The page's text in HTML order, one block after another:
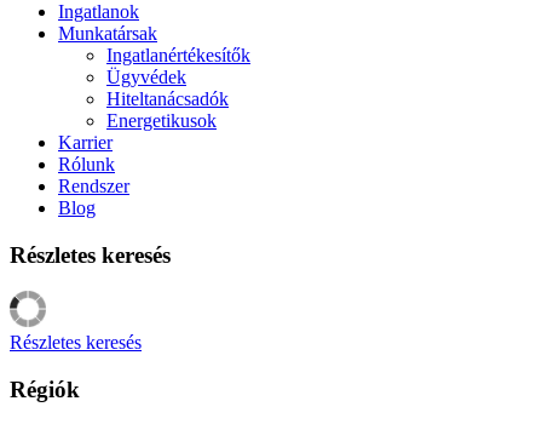
Ingatlanok
Munkatársak
Ingatlanértékesítők
Ügyvédek
Hiteltanácsadók
Energetikusok
Karrier
Rólunk
Rendszer
Blog
Részletes keresés
Részletes keresés
Régiók